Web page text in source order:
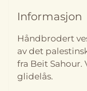
Informasjon
Håndbrodert
av det
fra Beit Sahour.
glidelås.